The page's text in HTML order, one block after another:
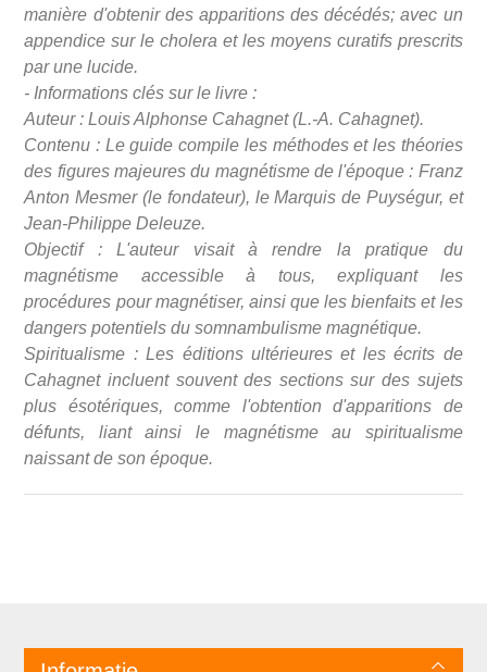
manière d'obtenir des apparitions des décédés; avec un
appendice sur le cholera et les moyens curatifs prescrits
par une lucide.
- Informations clés sur le livre :
Auteur : Louis Alphonse Cahagnet (L.-A. Cahagnet).
Contenu : Le guide compile les méthodes et les théories
des figures majeures du magnétisme de l'époque : Franz
Anton Mesmer (le fondateur), le Marquis de Puységur, et
Jean-Philippe Deleuze.
Objectif : L'auteur visait à rendre la pratique du
magnétisme accessible à tous, expliquant les
procédures pour magnétiser, ainsi que les bienfaits et les
dangers potentiels du somnambulisme magnétique.
Spiritualisme : Les éditions ultérieures et les écrits de
Cahagnet incluent souvent des sections sur des sujets
plus ésotériques, comme l'obtention d'apparitions de
défunts, liant ainsi le magnétisme au spiritualisme
naissant de son époque.